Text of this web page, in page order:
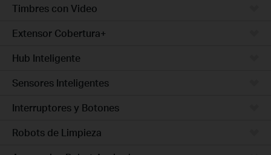
Timbres con Video
Extensor Cobertura+
Hub Inteligente
Sensores Inteligentes
Interruptores y Botones
Robots de Limpieza